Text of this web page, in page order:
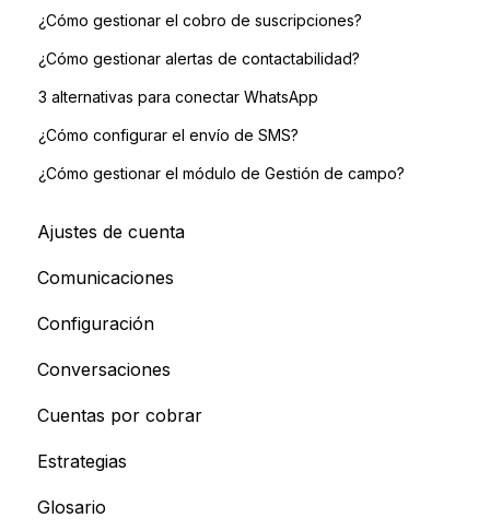
¿Cómo gestionar el cobro de suscripciones?
¿Cómo gestionar alertas de contactabilidad?
3 alternativas para conectar WhatsApp
¿Cómo configurar el envío de SMS?
¿Cómo gestionar el módulo de Gestión de campo?
Ajustes de cuenta
Comunicaciones
Configuración
Conversaciones
Cuentas por cobrar
Estrategias
Glosario